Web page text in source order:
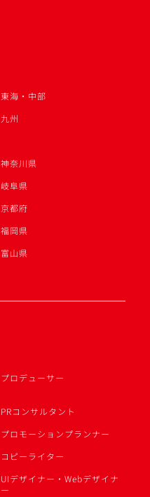
東海・中部
九州
神奈川県
岐阜県
京都府
福岡県
富山県
プロデューサー
PRコンサルタント
プロモーションプランナー
コピーライター
UIデザイナー・Webデザイナ
ー